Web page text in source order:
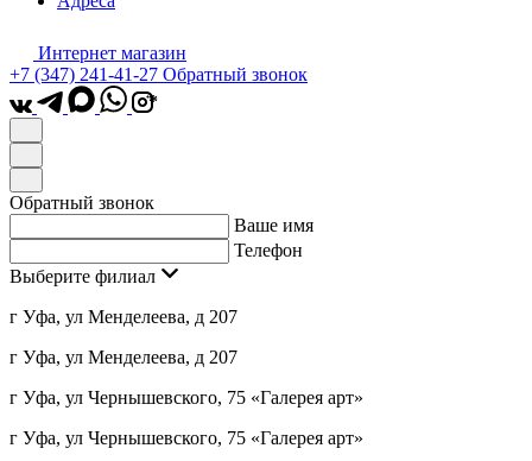
Интернет магазин
+7 (347) 241-41-27 Обратный звонок
*
Обратный звонок
Ваше имя
Телефон
Выберите филиал
г Уфа, ул Менделеева, д 207
г Уфа, ул Менделеева, д 207
г Уфа, ул Чернышевского, 75 «Галерея арт»
г Уфа, ул Чернышевского, 75 «Галерея арт»